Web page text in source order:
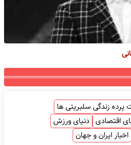
زندگی سلبریتی ها
اقتصادی دنیای ورزش
اخبار ایران و جهان